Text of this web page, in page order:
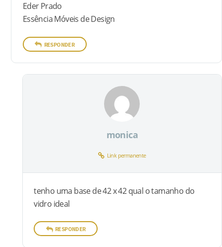
Eder Prado
Essência Móveis de Design
RESPONDER
monica
Link permanente
tenho uma base de 42 x 42 qual o tamanho do
vidro ideal
RESPONDER